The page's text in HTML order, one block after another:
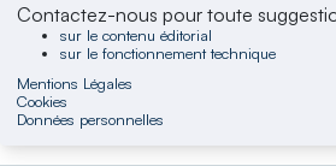
Contactez-nous pour toute
sur le contenu éditorial
sur le fonctionnement technique
Mentions Légales
Cookies
Données personnelles